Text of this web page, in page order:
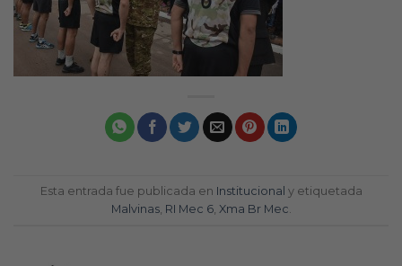
Esta entrada fue publicada en Institucional y etiquetada
Malvinas, RI Mec 6, Xma Br Mec